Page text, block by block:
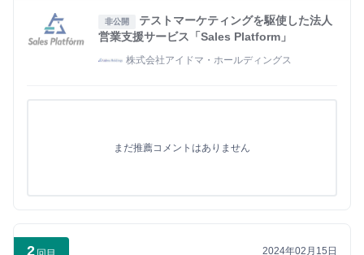
非公開
テストマーケティングを駆使した法人
営業支援サービス「Sales Platform」
株式会社アイドマ・ホールディングス
まだ推薦コメントはありません
2 2024年02月15日